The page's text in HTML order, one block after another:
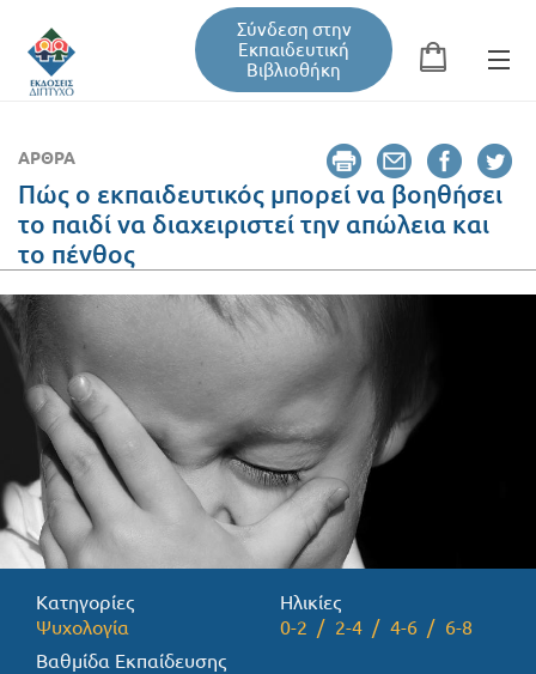
Σύνδεση στην
Εκπαιδευτική
Βιβλιοθήκη
Φόρμα αναζήτησης
Εκπαιδευτική Βιβλιοθήκη
Βιβλία
Σεμινάρια / Συνέδρια
Τεύχη Περιοδικών
Προσφορές
ΆΡΘΡΑ
Πώς ο εκπαιδευτικός μπορεί να βοηθήσει
το παιδί να διαχειριστεί την απώλεια και
το πένθος
Κατηγορίες
Ψυχολογία
Ηλικίες
0-2
2-4 4-6
6-8
Βαθμίδα Εκπαίδευσης